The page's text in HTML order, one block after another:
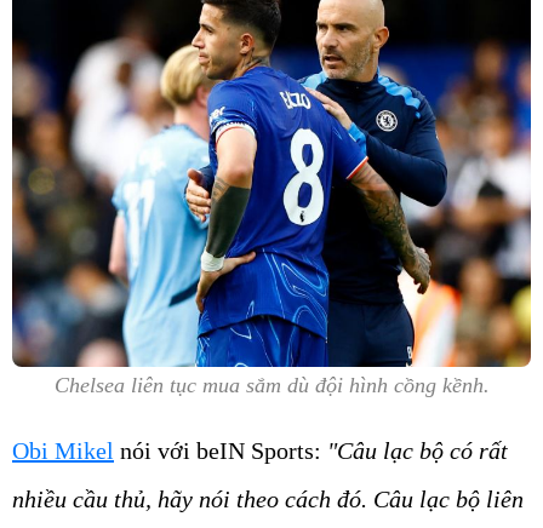
Chelsea liên tục mua sắm dù đội hình cồng kềnh.
Obi Mikel nói với beIN Sports: "Câu lạc bộ có rất
nhiều cầu thủ, hãy nói theo cách đó. Câu lạc bộ liên